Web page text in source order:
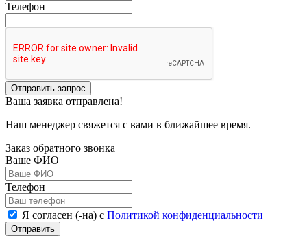
Телефон
Отправить запрос
Ваша заявка отправлена!
Наш менеджер свяжется с вами в ближайшее время.
Заказ обратного звонка
Ваше ФИО
Телефон
Я согласен (-на) с Политикой конфиденциальности
Отправить